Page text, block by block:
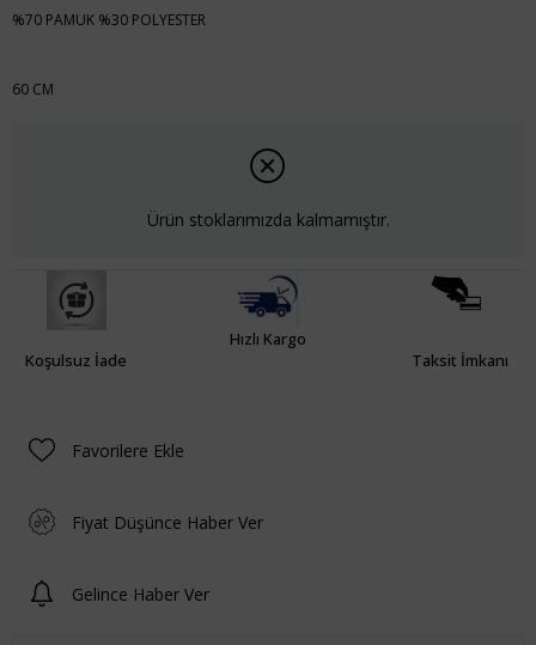
%70 PAMUK %30 POLYESTER
60 CM
Ürün stoklarımızda kalmamıştır.
Koşulsuz İade
Hızlı Kargo
Taksit İmkanı
Favorilere Ekle
Fiyat Düşünce Haber Ver
Gelince Haber Ver